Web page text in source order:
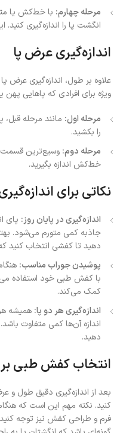
مرحله چهارم: با خط‌کش یا
انگشت پا را اندازه‌گیری
اندازه‌گیری عرض پا
علاوه بر طول، اندازه‌گیری عرض
ویژه برای افرادی که پاهایی پهن
مرحله اول: مانند مرحله
را بکشید.
مرحله دوم: وسیع‌ترین قسمت
خط‌کش اندازه بگیرید.
نکاتی برای
اندازه‌گیری در پایان روز: پای
جاذبه کمی متورم می‌شود.
دهید تا کفشی انتخاب کنید
پوشیدن جوراب مناسب:
با کفش طبی خود استفاده
کمک می‌کند.
اندازه‌گیری هر دو پا: همیشه هر
اندازه آن‌ها کمی متفاوت باشد.
دهید.
انتخاب کفش طبی بر
بعد از اندازه‌گیری دقیق طول و
کنید. نکته مهم این است که
فرم و طراحی کفش نیز توجه